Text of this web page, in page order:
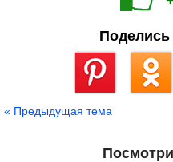
« Предыдущая тема